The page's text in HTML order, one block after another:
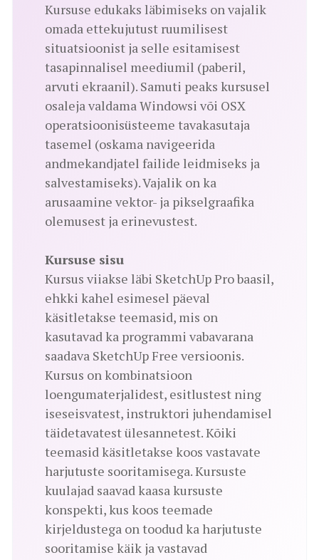
Kursuse edukaks läbimiseks on vajalik
omada ettekujutust ruumilisest
situatsioonist ja selle esitamisest
tasapinnalisel meediumil (paberil,
arvuti ekraanil). Samuti peaks kursusel
osaleja valdama Windowsi või OSX
operatsioonisüsteeme tavakasutaja
tasemel (oskama navigeerida
andmekandjatel failide leidmiseks ja
salvestamiseks). Vajalik on ka
arusaamine vektor- ja pikselgraafika
olemusest ja erinevustest.
Kursuse sisu
Kursus viiakse läbi SketchUp Pro baasil,
ehkki kahel esimesel päeval
käsitletakse teemasid, mis on
kasutavad ka programmi vabavarana
saadava SketchUp Free versioonis.
Kursus on kombinatsioon
loengumaterjalidest, esitlustest ning
iseseisvatest, instruktori juhendamisel
täidetavatest ülesannetest. Kõiki
teemasid käsitletakse koos vastavate
harjutuste sooritamisega. Kursuste
kuulajad saavad kaasa kursuste
konspekti, kus koos teemade
kirjeldustega on toodud ka harjutuste
sooritamise käik ja vastavad